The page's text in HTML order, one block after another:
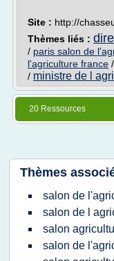
Site : http://
Thèmes liés :
/ paris salon de
l'agriculture france /
/ ministre de l
20 Ressources
Thèmes
salon de
salon de l
salon
salon de